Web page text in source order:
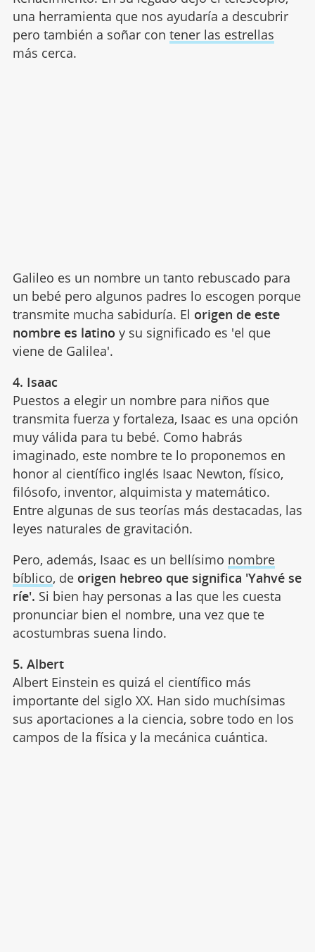
una herramienta que nos ayudaría a descubrir
pero también a soñar con tener las estrellas
más cerca.
Galileo es un nombre un tanto rebuscado para
un bebé pero algunos padres lo escogen porque
transmite mucha sabiduría. El origen de este
nombre es latino y su significado es 'el que
viene de Galilea'.
4. Isaac
Puestos a elegir un nombre para niños que
transmita fuerza y fortaleza, Isaac es una opción
muy válida para tu bebé. Como habrás
imaginado, este nombre te lo proponemos en
honor al científico inglés Isaac Newton, físico,
filósofo, inventor, alquimista y matemático.
Entre algunas de sus teorías más destacadas, las
leyes naturales de gravitación.
Pero, además, Isaac es un bellísimo nombre
bíblico, de origen hebreo que significa 'Yahvé se
ríe'. Si bien hay personas a las que les cuesta
pronunciar bien el nombre, una vez que te
acostumbras suena lindo.
5. Albert
Albert Einstein es quizá el científico más
importante del siglo XX. Han sido muchísimas
sus aportaciones a la ciencia, sobre todo en los
campos de la física y la mecánica cuántica.